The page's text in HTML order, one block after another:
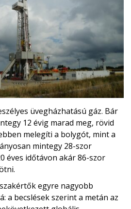
üvegházhatású gáz. Bár
12 évig marad meg, rövid
melegíti a bolygót, mint a
mintegy 28-szor
éves időtávon akár 86-szor
egyre nagyobb
a becslések szerint a metán az